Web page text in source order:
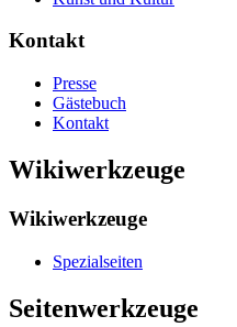
Kontakt
Presse
Gästebuch
Kontakt
Wikiwerkzeuge
Wikiwerkzeuge
Spezialseiten
Seitenwerkzeuge